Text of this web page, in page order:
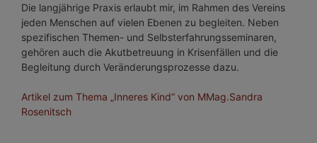
Die langjährige Praxis erlaubt mir, im Rahmen des Vereins
jeden Menschen auf vielen Ebenen zu begleiten. Neben
spezifischen Themen- und Selbsterfahrungsseminaren,
gehören auch die Akutbetreuung in Krisenfällen und die
Begleitung durch Veränderungsprozesse dazu.
Artikel zum Thema „Inneres Kind“ von MMag.Sandra
Rosenitsch